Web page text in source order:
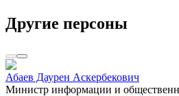
Другие персоны
Абаев Даурен Аскербекович
Министр информации и